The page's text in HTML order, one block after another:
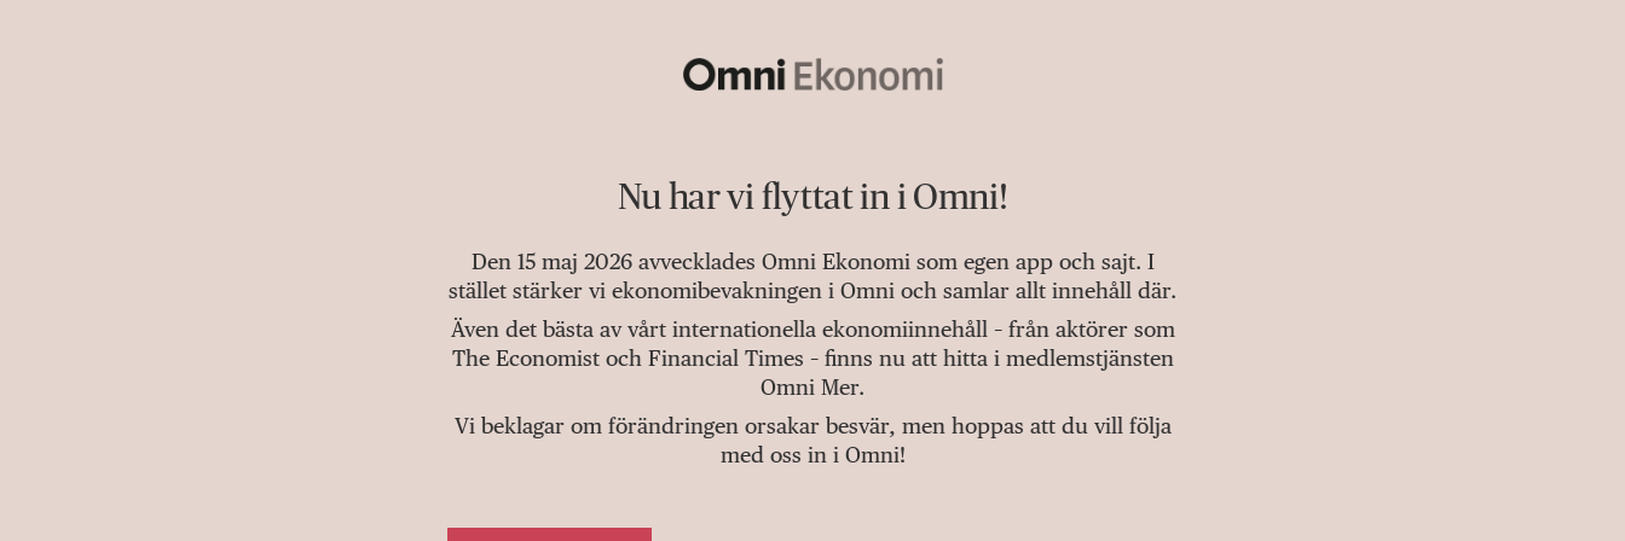
Nu har vi flyttat in i Omni!
Den 15 maj 2026 avvecklades Omni Ekonomi som egen app och sajt. I
stället stärker vi ekonomibevakningen i Omni och samlar allt innehåll där.
Även det bästa av vårt internationella ekonomiinnehåll – från aktörer som
The Economist och Financial Times – finns nu att hitta i medlemstjänsten
Omni Mer.
Vi beklagar om förändringen orsakar besvär, men hoppas att du vill följa
med oss in i Omni!